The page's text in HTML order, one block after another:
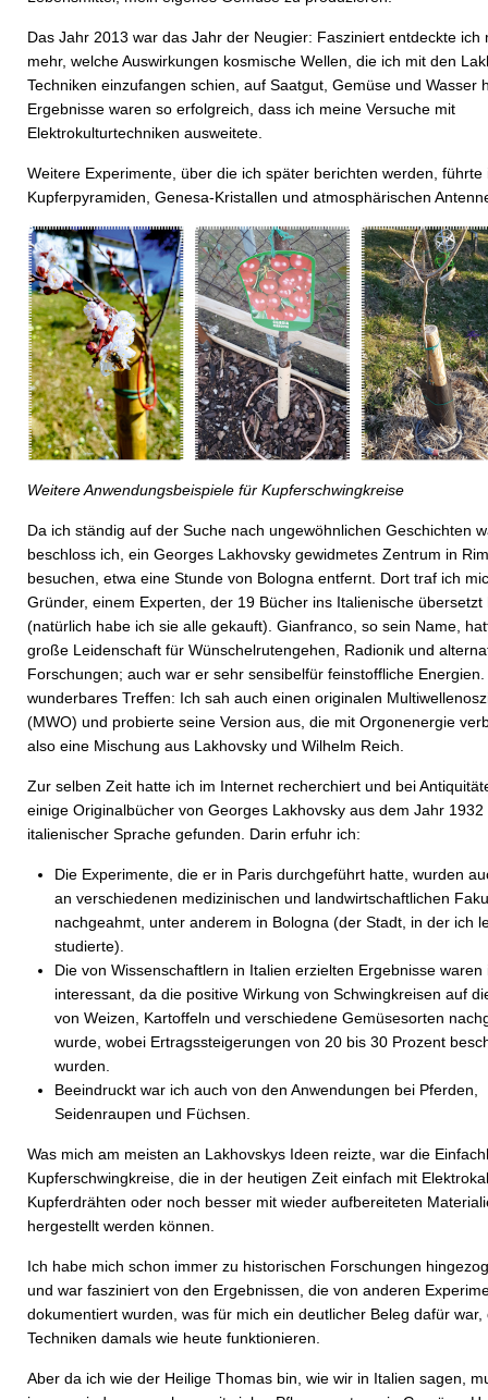
Das Jahr 2013 war das Jahr der Neugier: Fasziniert entdeckte ich
mehr, welche Auswirkungen kosmische Wellen, die ich mit den
Techniken einzufangen schien, auf Saatgut, Gemüse und Wasser
Ergebnisse waren so erfolgreich, dass ich meine Versuche mit
Elektrokulturtechniken ausweitete.
Weitere Experimente, über die ich später berichten werden, führte
Kupferpyramiden, Genesa-Kristallen und atmosphärischen
Weitere Anwendungsbeispiele für Kupferschwingkreise
Da ich ständig auf der Suche nach ungewöhnlichen Geschichten
beschloss ich, ein Georges Lakhovsky gewidmetes Zentrum in
besuchen, etwa eine Stunde von Bologna entfernt. Dort traf ich
Gründer, einem Experten, der 19 Bücher ins Italienische übersetzt
(natürlich habe ich sie alle gekauft). Gianfranco, so sein Name,
große Leidenschaft für Wünschelrutengehen, Radionik und
Forschungen; auch war er sehr sensibelfür feinstoffliche
wunderbares Treffen: Ich sah auch einen originalen
(MWO) und probierte seine Version aus, die mit Orgonenergie
also eine Mischung aus Lakhovsky und Wilhelm Reich.
Zur selben Zeit hatte ich im Internet recherchiert und bei
einige Originalbücher von Georges Lakhovsky aus dem Jahr 1932
italienischer Sprache gefunden. Darin erfuhr ich:
Die Experimente, die er in Paris durchgeführt hatte, wurden
an verschiedenen medizinischen und landwirtschaftlichen
nachgeahmt, unter anderem in Bologna (der Stadt, in der ich
studierte).
Die von Wissenschaftlern in Italien erzielten Ergebnisse waren
interessant, da die positive Wirkung von Schwingkreisen auf
von Weizen, Kartoffeln und verschiedene Gemüsesorten
wurde, wobei Ertragssteigerungen von 20 bis 30 Prozent
wurden.
Beeindruckt war ich auch von den Anwendungen bei Pferden,
Seidenraupen und Füchsen.
Was mich am meisten an Lakhovskys Ideen reizte, war die
Kupferschwingkreise, die in der heutigen Zeit einfach mit
Kupferdrähten oder noch besser mit wieder aufbereiteten
hergestellt werden können.
Ich habe mich schon immer zu historischen Forschungen
und war fasziniert von den Ergebnissen, die von anderen
dokumentiert wurden, was für mich ein deutlicher Beleg dafür war,
Techniken damals wie heute funktionieren.
Aber da ich wie der Heilige Thomas bin, wie wir in Italien sagen,